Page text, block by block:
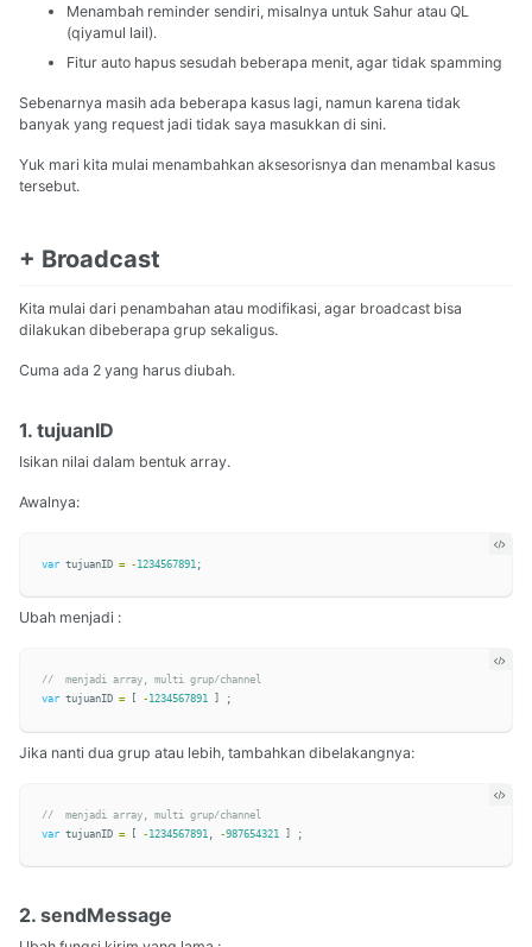
Menambah reminder sendiri, misalnya untuk Sahur atau QL
(qiyamul lail).
Fitur auto hapus sesudah beberapa menit, agar tidak spamming
Sebenarnya masih ada beberapa kasus lagi, namun karena tidak
banyak yang request jadi tidak saya masukkan di sini.
Yuk mari kita mulai menambahkan aksesorisnya dan menambal kasus
tersebut.
+ Broadcast
Kita mulai dari penambahan atau modifikasi, agar broadcast bisa
dilakukan dibeberapa grup sekaligus.
Cuma ada 2 yang harus diubah.
1. tujuanID
Isikan nilai dalam bentuk array.
Awalnya:
var tujuanID = - 1234567891 ;
Ubah menjadi :
//  menjadi array, multi grup/channel
var tujuanID = [ - 1234567891 ] ;
Jika nanti dua grup atau lebih, tambahkan dibelakangnya:
//  menjadi array, multi grup/channel
var tujuanID = [ - 1234567891 , -987654321 ] ;
2. sendMessage